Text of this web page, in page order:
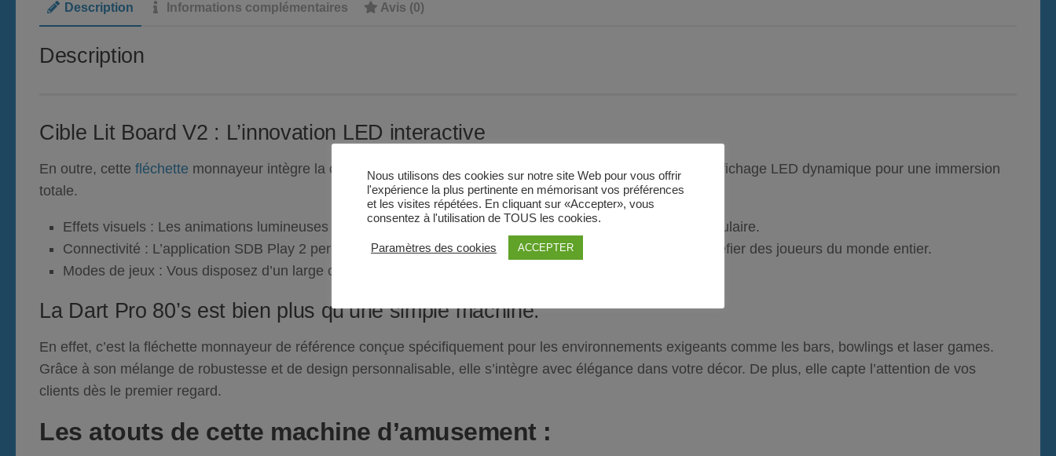
Description Informations complémentaires Avis (0)
Description
Cible Lit Board V2 : L’innovation LED interactive
En outre, cette fléchette monnayeur intègre la célèbre LIT BOARD V2
. Cette cible électronique propose un affichage LED dynamique pour une immersion
totale.
Effets visuels : Les animations lumineuses réagissent à chaque lancer, ce qui rend chaque partie spectaculaire.
Connectivité : L’application SDB Play 2 permet de jouer en ligne. De cette manière, vos clients peuvent défier des joueurs du monde entier.
Modes de jeux : Vous disposez d’un large choix, allant du Cricket classique aux Party Games festifs.
La Dart Pro 80’s est bien plus qu’une simple machine.
En effet, c’est la fléchette monnayeur de référence conçue spécifiquement pour les environnements exigeants comme les bars, bowlings et laser games.
Grâce à son mélange de robustesse et de design personnalisable, elle s’intègre avec élégance dans votre décor. De plus, elle capte l’attention de vos
clients dès le premier regard.
Les atouts de cette machine d’amusement :
Nous utilisons des cookies sur notre site Web pour vous offrir
l'expérience la plus pertinente en mémorisant vos préférences
et les visites répétées. En cliquant sur «Accepter», vous
consentez à l'utilisation de TOUS les cookies.
Paramètres des cookies ACCEPTER